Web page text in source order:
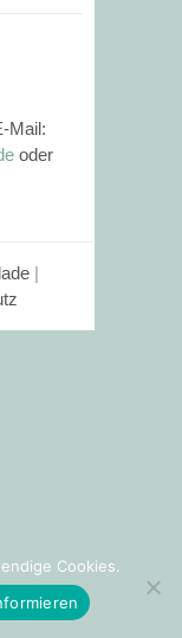
Mail:
oder
|
Cookies.